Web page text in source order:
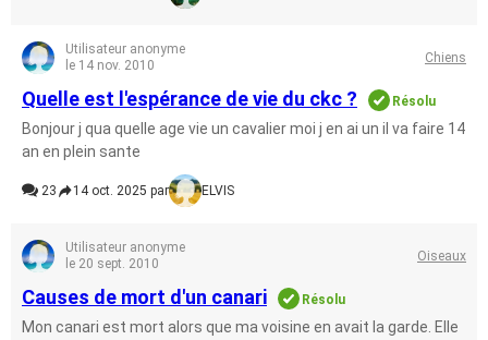
Utilisateur anonyme
le 14 nov. 2010
Chiens
Quelle est l'espérance de vie du ckc ? Résolu
Bonjour j qua quelle age vie un cavalier moi j en ai un il va faire 14
an en plein sante
23 14 oct. 2025 par ELVIS
Utilisateur anonyme
le 20 sept. 2010
Oiseaux
Causes de mort d'un canari Résolu
Mon canari est mort alors que ma voisine en avait la garde. Elle